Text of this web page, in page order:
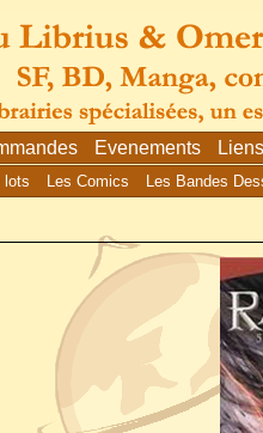
Evenements Liens
lots Les Comics Les Bandes